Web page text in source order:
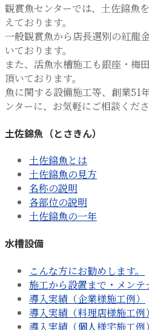
観賞魚センターでは、土佐錦魚
えております。
一般観賞魚から店長選別の紅龍
いております。
また、活魚水槽施工も銀座・梅
頂いております。
魚に関する設備施工等、創業51
ンターに、お気軽にご相談くださ
土佐錦魚（とさきん）
土佐錦魚とは
土佐錦魚の見方
名称の説明
各部位の説明
土佐錦魚の一年
水槽設備
こんな方にお勧めします。
施工から設置まで・メンテ
導入実績（企業様施工例）
導入実績（料理店様施工例）
導入実績（個人様宅施工例）